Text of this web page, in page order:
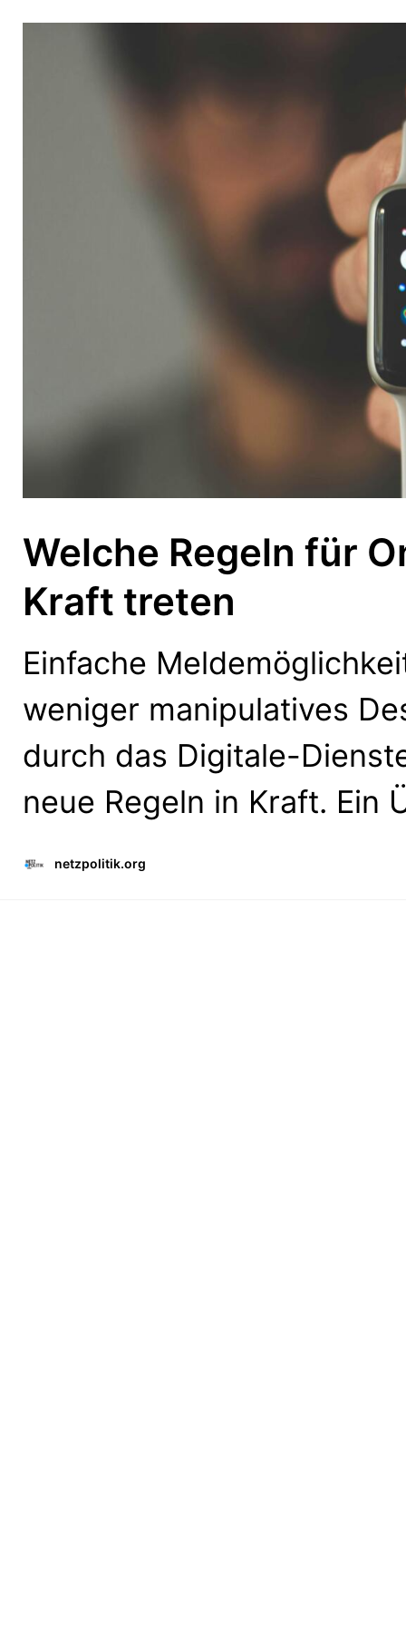
Welche Regeln für
Kraft treten
Einfache
weniger manipulatives
durch das Digitale-
neue Regeln in Kraft. Ein
netzpolitik.org